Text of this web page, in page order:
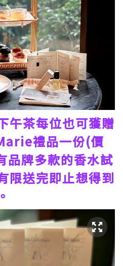
午茶每位也可獲贈
禮品一份(價
品牌多款的香水試
限送完即止想得到